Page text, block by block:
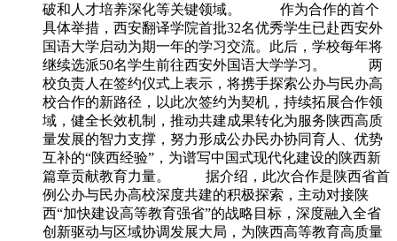
破和人才培养深化等关键领域。 作为合作的首个
具体举措，西安翻译学院首批32名优秀学生已赴西安外
国语大学启动为期一年的学习交流。此后，学校每年将
继续选派50名学生前往西安外国语大学学习。 两
校负责人在签约仪式上表示，将携手探索公办与民办高
校合作的新路径，以此次签约为契机，持续拓展合作领
域，健全长效机制，推动共建成果转化为服务陕西高质
量发展的智力支撑，努力形成公办民办协同育人、优势
互补的“陕西经验”，为谱写中国式现代化建设的陕西新
篇章贡献教育力量。 据介绍，此次合作是陕西省首
例公办与民办高校深度共建的积极探索，主动对接陕
西“加快建设高等教育强省”的战略目标，深度融入全省
创新驱动与区域协调发展大局，为陕西高等教育高质量